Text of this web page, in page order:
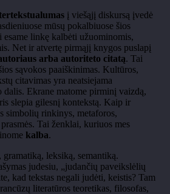
į viešąjį diskursą įvedė
mūsų pokalbiuose šios
esame linkę kalbėti užuominomis,
Net ir atvertę pirmąjį knygos puslapį
arba autoriteto citatą. Tai
sąvokos paaiškinimas. Kultūros,
citavimas yra neatsiejama
dalis. Ekrane matome pirminį vaizdą,
slepia gilesnį kontekstą. Kaip ir
simbolių rinkinys, metaforos,
Tai ženklai, kuriuos mes
kalba.
leksiką, semantiką.
judesiu, „judančių paveikslėlių
kad tekstas negali judėti, keistis? Tam
literatūros teoretikas, filosofas,